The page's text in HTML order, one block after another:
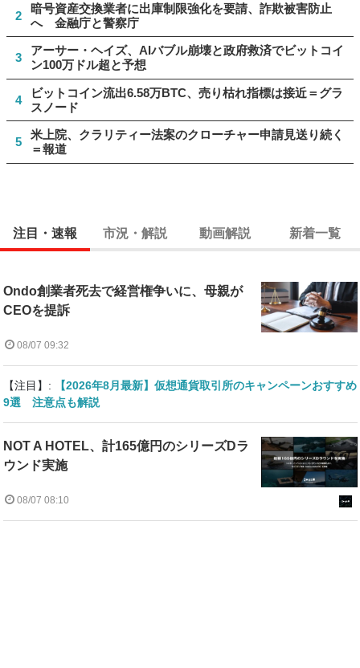
2
暗号資産交換業者に出庫制限強化を要請、詐欺被害防止
へ 金融庁と警察庁
3
アーサー・ヘイズ、AIバブル崩壊と政府救済でビットコイ
ン100万ドル超と予想
4
ビットコイン流出6.58万BTC、売り枯れ指標は接近＝グラ
スノード
5
米上院、クラリティー法案のクローチャー申請見送り続く
＝報道
注目・速報 市況・解説 動画解説 新着一覧
Ondo創業者死去で経営権争いに、母親が
CEOを提訴
08/07 09:32
【注目】:
【2026年8月最新】仮想通貨取引所のキャンペーンおすすめ
9選 注意点も解説
NOT A HOTEL、計165億円のシリーズDラ
ウンド実施
08/07 08:10